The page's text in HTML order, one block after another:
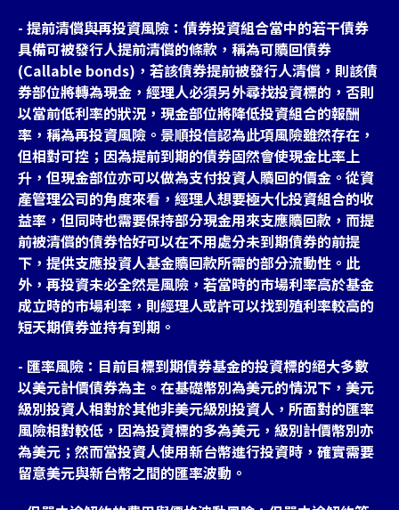
- 提前清償與再投資風險：債券投資組合當中的若干債券
具備可被發行人提前清償的條款，稱為可贖回債券
(Callable bonds)，若該債券提前被發行人清償，則該債
券部位將轉為現金，經理人必須另外尋找投資標的，否則
以當前低利率的狀況，現金部位將降低投資組合的報酬
率，稱為再投資風險。景順投信認為此項風險雖然存在，
但相對可控；因為提前到期的債券固然會使現金比率上
升，但現金部位亦可以做為支付投資人贖回的價金。從資
產管理公司的角度來看，經理人想要極大化投資組合的收
益率，但同時也需要保持部分現金用來支應贖回款，而提
前被清償的債券恰好可以在不用處分未到期債券的前提
下，提供支應投資人基金贖回款所需的部分流動性。此
外，再投資未必全然是風險，若當時的市場利率高於基金
成立時的市場利率，則經理人或許可以找到殖利率較高的
短天期債券並持有到期。
- 匯率風險：目前目標到期債券基金的投資標的絕大多數
以美元計價債券為主。在基礎幣別為美元的情況下，美元
級別投資人相對於其他非美元級別投資人，所面對的匯率
風險相對較低，因為投資標的多為美元，級別計價幣別亦
為美元；然而當投資人使用新台幣進行投資時，確實需要
留意美元與新台幣之間的匯率波動。